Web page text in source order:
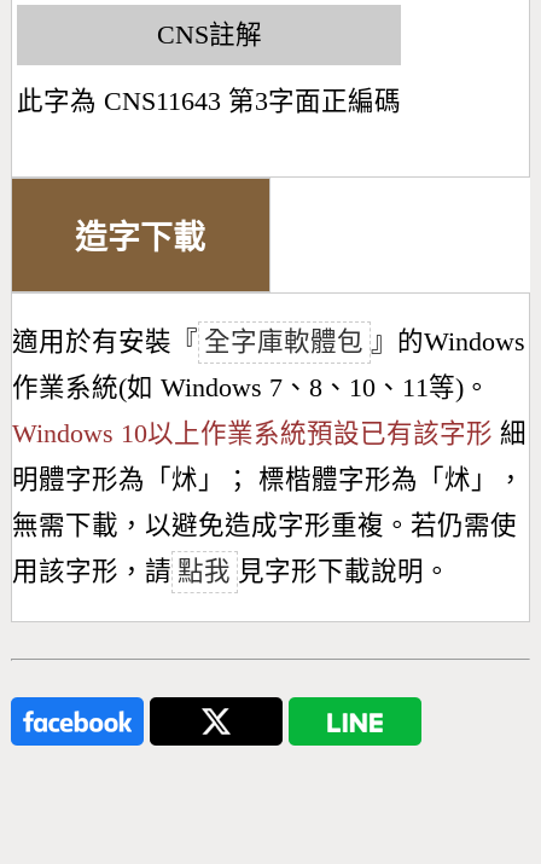
CNS註解
此字為 CNS11643 第3字面正編碼
造字下載
適用於有安裝『 全字庫軟體包 』的Windows
作業系統(如 Windows 7、8、10、11等)。
Windows 10以上作業系統預設已有該字形 細
明體字形為「 炢 」； 標楷體字形為「 炢 」，
無需下載，以避免造成字形重複。若仍需使
用該字形，請 點我 見字形下載說明。